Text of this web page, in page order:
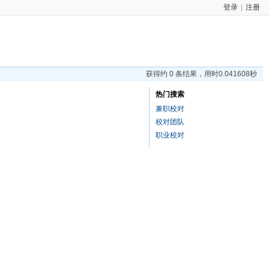
登录 注册
获得约 0 条结果，用时0.041608秒
热门搜索
兼职校对
校对团队
职业校对